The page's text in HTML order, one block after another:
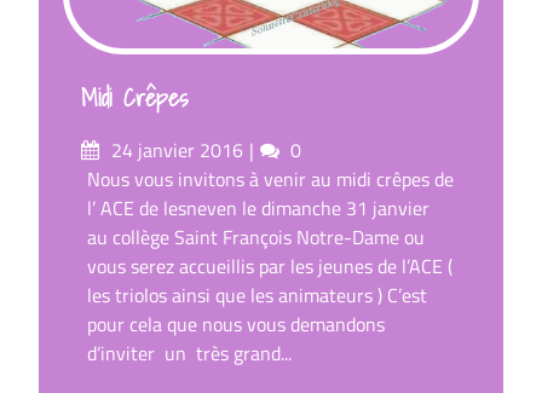
Midi Crêpes
Posté
sur
24 janvier 2016 commentaires
0
Nous vous invitons à venir au midi crêpes de
l’ ACE de lesneven le dimanche 31 janvier
au collège Saint François Notre-Dame ou
vous serez accueillis par les jeunes de l’ACE (
les triolos ainsi que les animateurs ) C’est
pour cela que nous vous demandons
d’inviter un très grand...